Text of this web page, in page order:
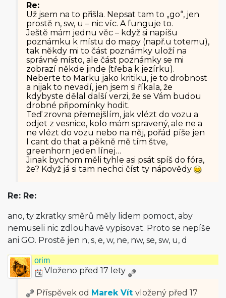
Re:
Už jsem na to přišla. Nepsat tam to „go“, jen
prostě n, sw, u – nic víc. A funguje to.
Ještě mám jednu věc – když si napíšu
poznámku k místu do mapy (např.u totemu),
tak někdy mi to část poznámky uloží na
správné místo, ale část poznámky se mi
zobrazí někde jinde (třeba k jezírku).
Neberte to Marku jako kritiku, je to drobnost
a nijak to nevadí, jen jsem si říkala, že
kdybyste dělal další verzi, že se Vám budou
drobné připomínky hodit.
Teď zrovna přemejšlím, jak vlézt do vozu a
odjet z vesnice, kolo mám spravený, ale ne a
ne vlézt do vozu nebo na něj, pořád píše jen
I cant do that a pěkně mě tím štve,
greenhorn jeden línej…
Jinak bychom měli tyhle asi psát spíš do fóra,
že? Když já si tam nechci číst ty nápovědy
Re: Re:
ano, ty zkratky směrů měly lidem pomoct, aby
nemuseli nic zdlouhavě vypisovat. Proto se nepíše
ani GO. Prostě jen n, s, e, w, ne, nw, se, sw, u, d
orim
Vloženo před 17 lety
Příspěvek od Marek Vít vložený před 17